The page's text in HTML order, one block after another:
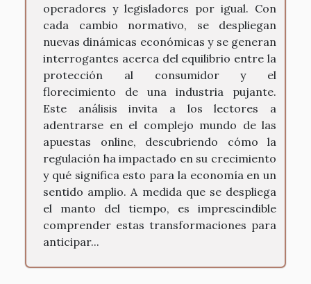
operadores y legisladores por igual. Con
cada cambio normativo, se despliegan
nuevas dinámicas económicas y se generan
interrogantes acerca del equilibrio entre la
protección al consumidor y el
florecimiento de una industria pujante.
Este análisis invita a los lectores a
adentrarse en el complejo mundo de las
apuestas online, descubriendo cómo la
regulación ha impactado en su crecimiento
y qué significa esto para la economía en un
sentido amplio. A medida que se despliega
el manto del tiempo, es imprescindible
comprender estas transformaciones para
anticipar...